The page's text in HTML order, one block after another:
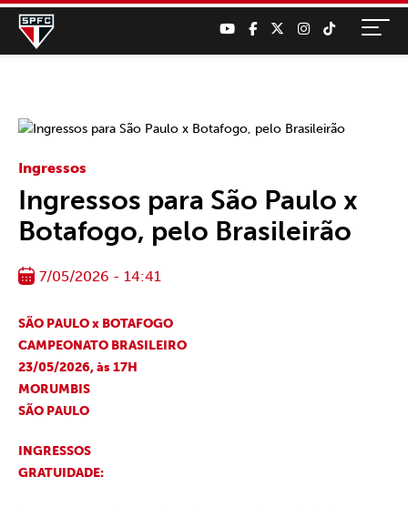
Ingressos
Ingressos para São Paulo x
Botafogo, pelo Brasileirão
7/05/2026 - 14:41
SÃO PAULO x BOTAFOGO
CAMPEONATO BRASILEIRO
23/05/2026, às 17H
MORUMBIS
SÃO PAULO
INGRESSOS
GRATUIDADE: